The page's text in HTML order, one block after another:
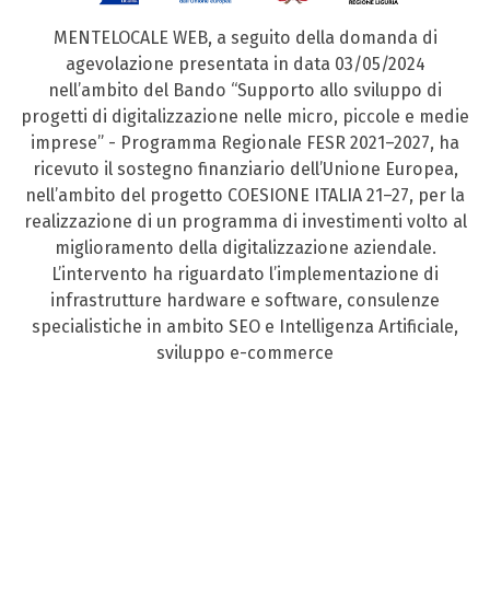
MENTELOCALE WEB, a seguito della domanda di
agevolazione presentata in data 03/05/2024
nell’ambito del Bando “Supporto allo sviluppo di
progetti di digitalizzazione nelle micro, piccole e medie
imprese” - Programma Regionale FESR 2021–2027, ha
ricevuto il sostegno finanziario dell’Unione Europea,
nell’ambito del progetto COESIONE ITALIA 21–27, per la
realizzazione di un programma di investimenti volto al
miglioramento della digitalizzazione aziendale.
L’intervento ha riguardato l’implementazione di
infrastrutture hardware e software, consulenze
specialistiche in ambito SEO e Intelligenza Artificiale,
sviluppo e-commerce